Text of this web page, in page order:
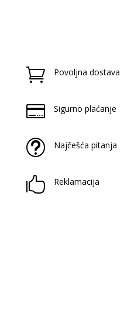
 Povoljna dostava
 Sigurno plaćanje
t Najčešća pitanja
 Reklamacija